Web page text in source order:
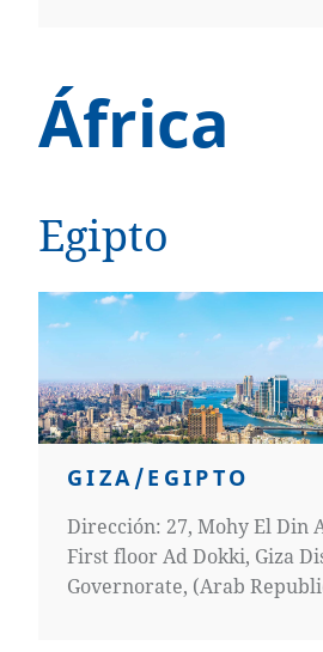
África
Egipto
GIZA/EGIPTO
Dirección: 27, Mohy El Din
First floor Ad Dokki, Giza
Governorate, (Arab